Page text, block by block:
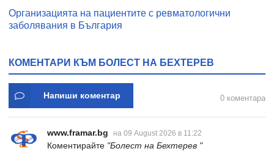
Организацията на пациентите с ревматологични
заболявания в България
КОМЕНТАРИ КЪМ БОЛЕСТ НА БЕХТЕРЕВ
Напиши коментар 0 коментара
www.framar.bg на 09 August 2026 в 11:22
Коментирайте "Болест на Бехтерев "